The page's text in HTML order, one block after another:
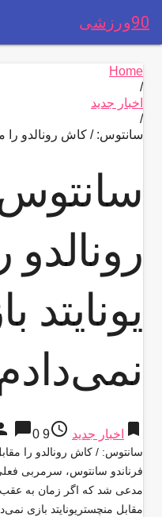
90ورزشی
Home
/
اخبار جدید
/
سانتوس: / کاش رونالدو را
رونالدو
یونایتد
bookmark اخبار جدید access_time
9 years ago
chat_bubble0
سانتوس: / کاش رونالدو را
فرناندو سانتوس، سرمربی
مدعی شد که اگر زمان به عقب
مقابل منچستریونایتد بازی